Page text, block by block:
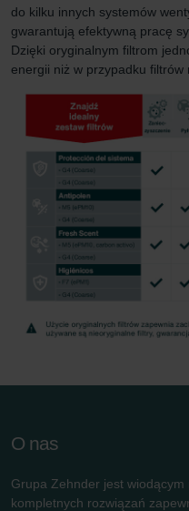
do kilku innych systemów
gwarantują efektywną pracę
Dzięki oryginalnym filtrom
energii niż w przypadku filtrów
O nas
Grupa Zehnder jest
kompletnych rozwiązań